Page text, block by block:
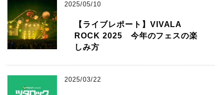
2025/05/10
【ライブレポート】VIVALA
ROCK 2025 今年のフェスの楽
しみ方
2025/03/22